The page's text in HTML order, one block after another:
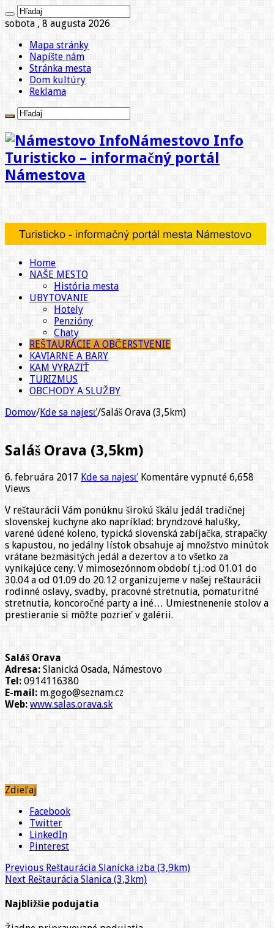
sobota , 8 augusta 2026
Mapa stránky
Napíšte nám
Stránka mesta
Dom kultúry
Reklama
Námestovo Info
Turisticko – informačný portál
Námestova
Home
NAŠE MESTO
História mesta
UBYTOVANIE
Hotely
Penzióny
Chaty
REŠTAURÁCIE A OBČERSTVENIE
KAVIARNE A BARY
KAM VYRAZIŤ
TURIZMUS
OBCHODY A SLUŽBY
Domov/Kde sa najesť/Saláš Orava (3,5km)
Saláš Orava (3,5km)
6. februára 2017 Kde sa najesť Komentáre vypnuténa
(3,5km)
6,658
Views
V reštaurácii Vám ponúknu širokú škálu jedál tradičnej
slovenskej kuchyne ako napríklad: bryndzové halušky,
varené údené koleno, typická slovenská zabíjačka, strapačky
s kapustou, no jedálny lístok obsahuje aj množstvo minútok
vrátane bezmäsitých jedál a dezertov a to všetko za
vynikajúce ceny. V mimosezónnom období t.j.:od 01.01 do
30.04 a od 01.09 do 20.12 organizujeme v našej reštaurácii
rodinné oslavy, svadby, pracovné stretnutia, pomaturitné
stretnutia, koncoročné party a iné… Umiestnenenie stolov a
prestieranie si môžte pozrieť v galérii.
Saláš Orava
Adresa: Slanická Osada, Námestovo
Tel: 0914116380
E-mail: m.gogo@seznam.cz
Web: www.salas.orava.sk
Zdieľaj
Facebook
Twitter
LinkedIn
Pinterest
Previous Reštaurácia Slanícka izba (3,9km)
Next Reštaurácia Slanica (3,3km)
Najbližšie podujatia